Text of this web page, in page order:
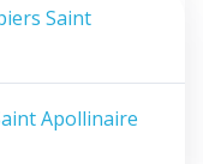
Saint
Apollinaire